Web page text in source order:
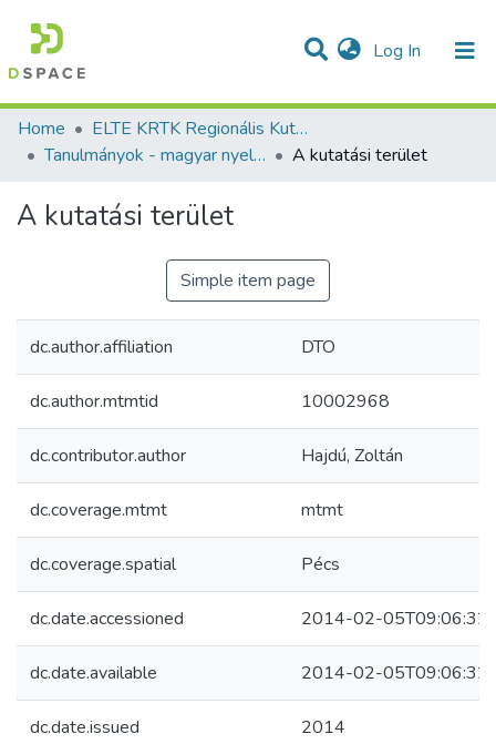
Log In (current)
Statistics
Communities & Collections
All of DSpace
Home
ELTE KRTK Regionális Kutatások Intézete
Tanulmányok - magyar nyelvű (RKI)
A kutatási terület
A kutatási terület
Simple item page
dc.author.affiliation DTO
dc.author.mtmtid 10002968
dc.contributor.author Hajdú, Zoltán
dc.coverage.mtmt mtmt
dc.coverage.spatial Pécs
dc.date.accessioned 2014-02-
dc.date.available 2014-02-
dc.date.issued 2014